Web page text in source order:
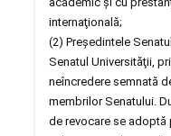
internaţională;
(2) Preşedintele
Senatul Universităţii,
neîncredere semnată
membrilor Senatului.
de revocare se adoptă